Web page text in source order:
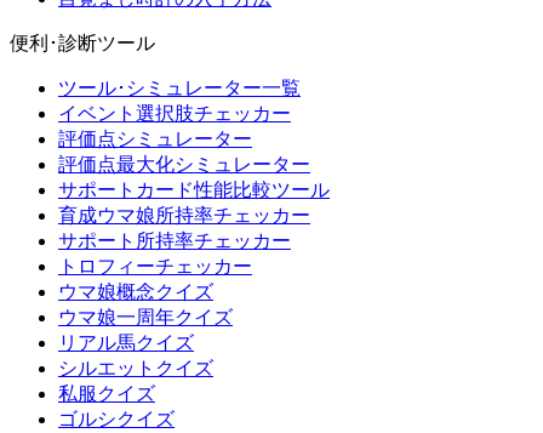
便利･診断ツール
ツール･シミュレーター一覧
イベント選択肢チェッカー
評価点シミュレーター
評価点最大化シミュレーター
サポートカード性能比較ツール
育成ウマ娘所持率チェッカー
サポート所持率チェッカー
トロフィーチェッカー
ウマ娘概念クイズ
ウマ娘一周年クイズ
リアル馬クイズ
シルエットクイズ
私服クイズ
ゴルシクイズ